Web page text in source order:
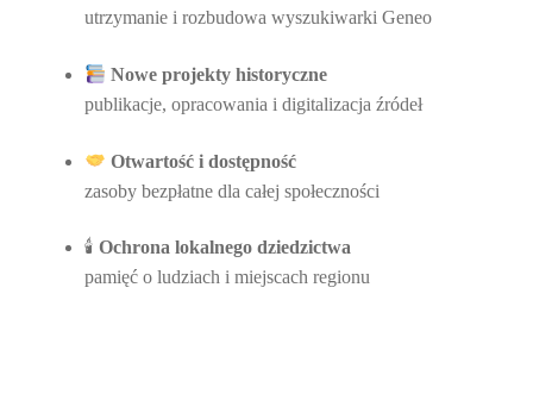
utrzymanie i rozbudowa wyszukiwarki Geneo
Nowe projekty historyczne
publikacje, opracowania i digitalizacja źródeł
Otwartość i dostępność
zasoby bezpłatne dla całej społeczności
🕯 Ochrona lokalnego dziedzictwa
pamięć o ludziach i miejscach regionu